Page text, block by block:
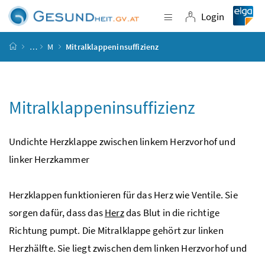
Zum Inhalt
Zum Hauptmenü
Zum Untermenü
Zur Suche
Navigation
Login
Login
Startseite
… M Mitralklappeninsuffizienz
Mitralklappeninsuffizienz
Undichte Herzklappe zwischen linkem Herzvorhof und
linker Herzkammer
Herzklappen funktionieren für das Herz wie Ventile. Sie
sorgen dafür, dass dasHerzdas Blut in die richtige
Richtung pumpt. Die Mitralklappe gehört zur linken
Herzhälfte. Sie liegt zwischen dem linken Herzvorhof und